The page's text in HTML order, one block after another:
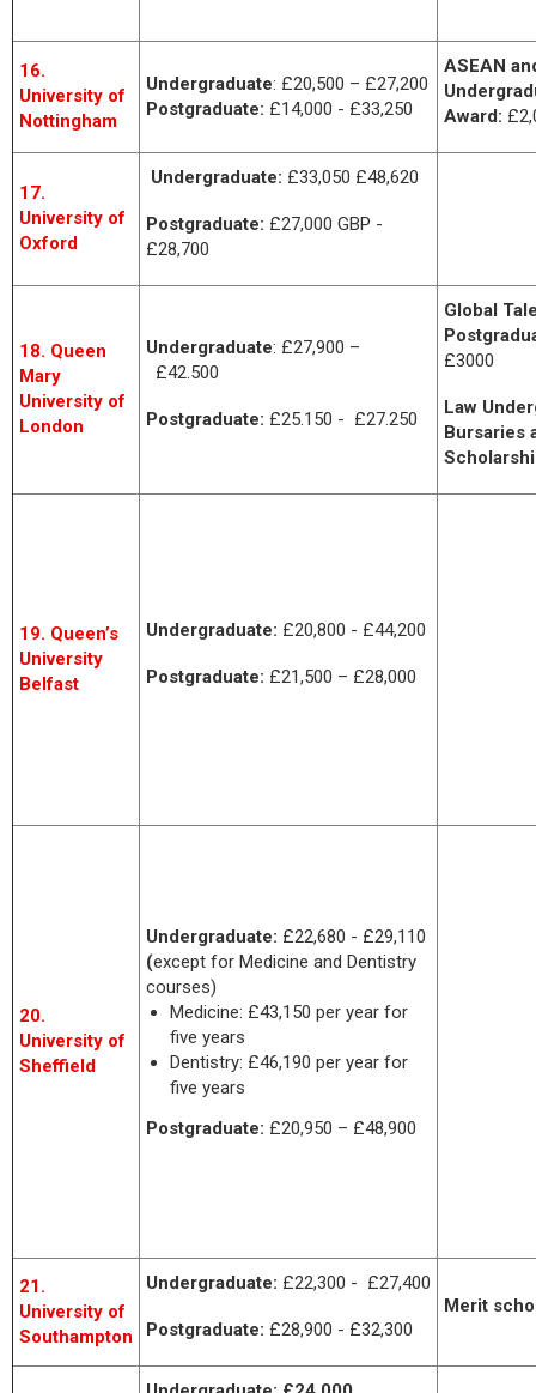
16.
University of
Nottingham
Undergraduate: £20,500 – £27,200
Postgraduate: £14,000 - £33,250
ASEAN
Award:
17.
University of
Oxford
Undergraduate: £33,050 £48,620
Postgraduate: £27,000 GBP -
£28,700
18. Queen
Mary
University of
London
Undergraduate: £27,900 –
£42.500
Postgraduate: £25.150 - £27.250
Global
£3000
Law
Bursaries
19. Queen’s
University
Belfast
Undergraduate: £20,800 - £44,200
Postgraduate: £21,500 – £28,000
20.
University of
Sheffield
Undergraduate: £22,680 - £29,110
(except for Medicine and Dentistry
courses)
Medicine: £43,150 per year for
five years
Dentistry: £46,190 per year for
five years
Postgraduate: £20,950 – £48,900
21.
University of
Southampton
Undergraduate: £22,300 - £27,400
Postgraduate: £28,900 - £32,300
Merit